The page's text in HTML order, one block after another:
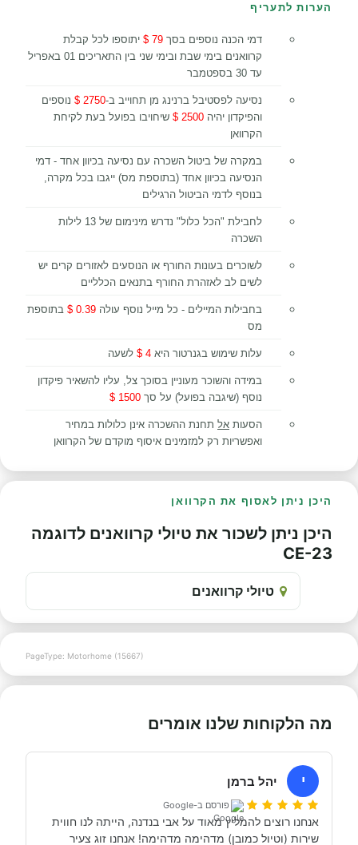
הערות לתעריף
דמי הכנה נוספים בסך 79 $
יתוספו לכל קבלת
קרוואנים בימי שבת ובימי שני בין התאריכים 01 באפריל
עד 30 בספטמבר
נסיעה לפסטיבל ברנינג מן תחוייב ב-2750 $
נוספים
והפיקדון יהיה 2500 $
שיחויבו בפועל בעת לקיחת
הקרוואן
במקרה של ביטול השכרה עם נסיעה בכיוון אחד - דמי
הנסיעה בכיוון אחד (בתוספת מס) ייגבו בכל מקרה,
בנוסף לדמי הביטול הרגילים
לחבילת "הכל כלול" נדרש מינימום של 13 לילות
השכרה
לשוכרים בעונות החורף או הנוסעים לאזורים קרים יש
לשים לב לאזהרת החורף בתנאים הכלליים
בחבילות המיילים - כל מייל נוסף עולה 0.39 $
בתוספת
מס
עלות שימוש בגנרטור היא 4 $ לשעה
במידה והשוכר מעוניין בסוכך צל, עליו להשאיר פיקדון
נוסף (שיגבה בפועל) על סך 1500 $
הסעות אל תחנת ההשכרה אינן כלולות במחיר
ואפשריות רק למזמינים איסוף מוקדם של הקרוואן
היכן ניתן לאסוף את הקרוואן
היכן ניתן לשכור את טיולי קרוואנים לדוגמה
CE-23
טיולי קרוואנים
PageType: Motorhome (15667)
מה הלקוחות שלנו אומרים
י יהל ברמן
פורסם ב-Google